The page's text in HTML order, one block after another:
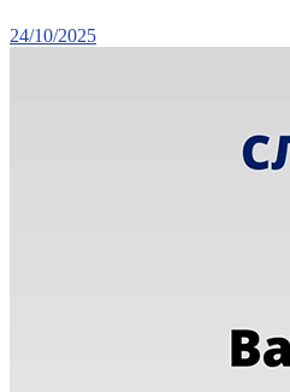
24/10/2025